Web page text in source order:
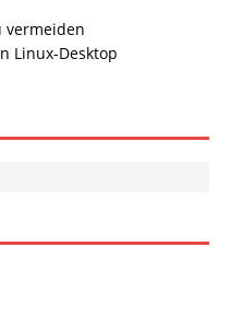
vermeiden
Linux-Desktop